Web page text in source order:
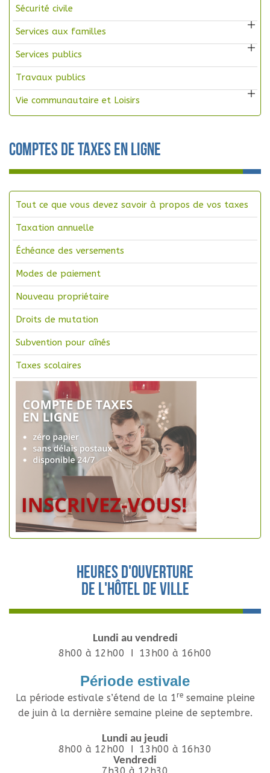
Sécurité civile
Services aux familles
Services publics
Travaux publics
Vie communautaire et Loisirs
Comptes de taxes en ligne
Tout ce que vous devez savoir à propos de vos taxes
Taxation annuelle
Échéance des versements
Modes de paiement
Nouveau propriétaire
Droits de mutation
Subvention pour aînés
Taxes scolaires
Heures d'ouverture
de l'hôtel de ville
Lundi au vendredi
8h00 à 12h00 Ι 13h00 à 16h00
Période estivale
La période estivale s’étend de la 1 resemaine pleine
de juin à la dernière semaine pleine de septembre.
Lundi au jeudi
8h00 à 12h00 Ι 13h00 à 16h30
Vendredi